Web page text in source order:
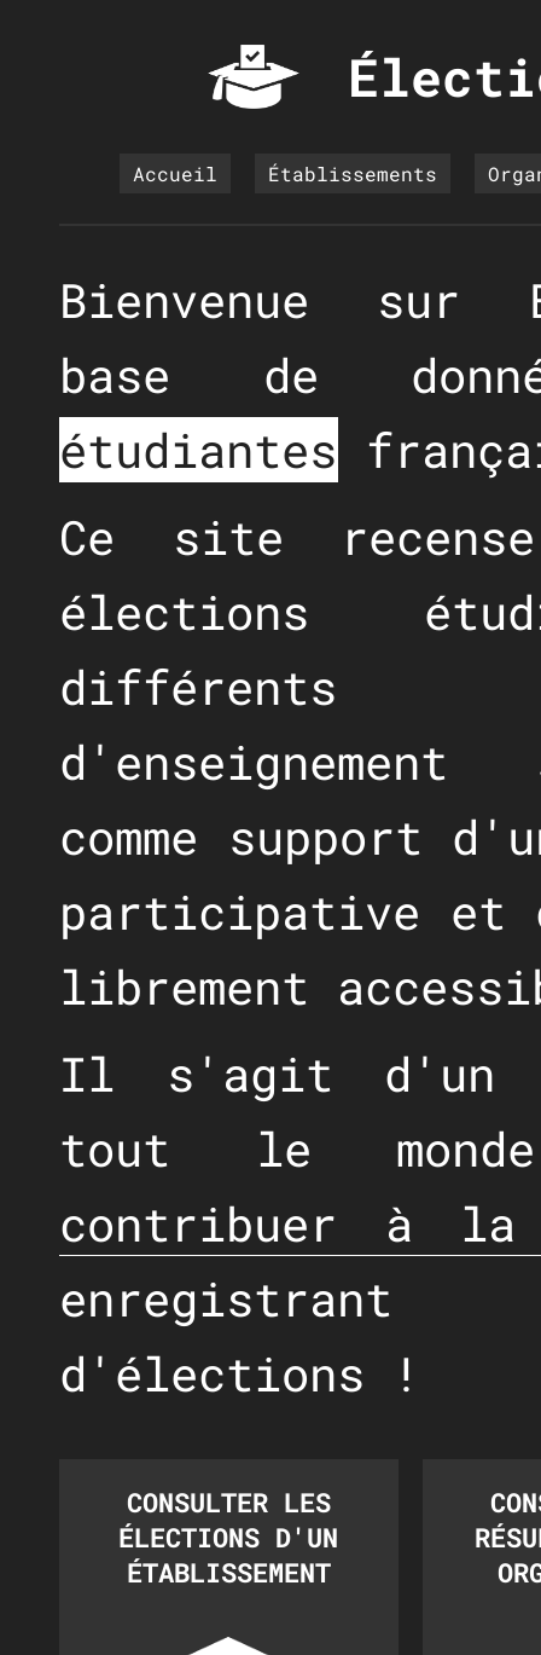
Accueil Établissements
Bienvenue
base de
étudiantes
Ce site
élections
différents
comme support
participative et
librement
Il s'agit
tout le
contribuer à la
d'élections !
CONSULTER LES
ÉLECTIONS D'UN
ÉTABLISSEMENT